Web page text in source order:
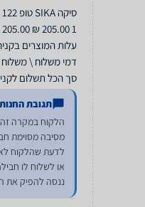
סך הכל תשלום לקניה זו
תגובת החנות
הלקוח במקרה זה
מסיבה מסוימת
לדעת שהלקוח לא
או לשלוח לו
ננסה להפיק את